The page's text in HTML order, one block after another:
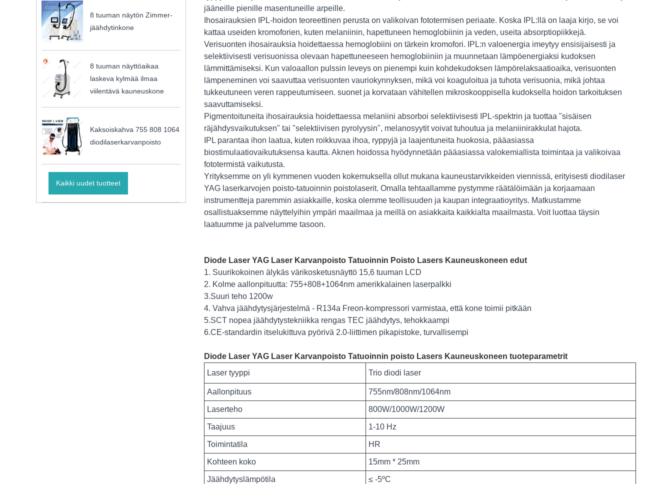
8 tuuman näytön Zimmer-
jäähdytinkone
8 tuuman näyttöaikaa
laskeva kylmää ilmaa
viilentävä kauneuskone
Kaksoiskahva 755 808 1064
diodilaserkarvanpoisto
Kaikki uudet tuotteet
jääneille pienille masentuneille arpeille.
Ihosairauksien IPL-hoidon teoreettinen perusta on valikoivan fototermisen periaate. Koska IPL:llä on laaja kirjo, se voi
kattaa useiden kromoforien, kuten melaniinin, hapettuneen hemoglobiinin ja veden, useita absorptiopiikkejä.
Verisuonten ihosairauksia hoidettaessa hemoglobiini on tärkein kromofori. IPL:n valoenergia imeytyy ensisijaisesti ja
selektiivisesti verisuonissa olevaan hapettuneeseen hemoglobiiniin ja muunnetaan lämpöenergiaksi kudoksen
lämmittämiseksi. Kun valoaallon pulssin leveys on pienempi kuin kohdekudoksen lämpörelaksaatioaika, verisuonten
lämpeneminen voi saavuttaa verisuonten vauriokynnyksen, mikä voi koaguloitua ja tuhota verisuonia, mikä johtaa
tukkeutuneen veren rappeutumiseen. suonet ja korvataan vähitellen mikroskooppisella kudoksella hoidon tarkoituksen
saavuttamiseksi.
Pigmentoituneita ihosairauksia hoidettaessa melaniini absorboi selektiivisesti IPL-spektrin ja tuottaa "sisäisen
räjähdysvaikutuksen" tai "selektiivisen pyrolyysin", melanosyytit voivat tuhoutua ja melaniinirakkulat hajota.
IPL parantaa ihon laatua, kuten roikkuvaa ihoa, ryppyjä ja laajentuneita huokosia, pääasiassa
biostimulaatiovaikutuksensa kautta. Aknen hoidossa hyödynnetään pääasiassa valokemiallista toimintaa ja valikoivaa
fototermistä vaikutusta.
Yrityksemme on yli kymmenen vuoden kokemuksella ollut mukana kauneustarvikkeiden viennissä, erityisesti diodilaser
YAG laserkarvojen poisto-tatuoinnin poistolaserit. Omalla tehtaallamme pystymme räätälöimään ja korjaamaan
instrumentteja paremmin asiakkaille, koska olemme teollisuuden ja kaupan integraatioyritys. Matkustamme
osallistuaksemme näyttelyihin ympäri maailmaa ja meillä on asiakkaita kaikkialta maailmasta. Voit luottaa täysin
laatuumme ja palvelumme tasoon.
Diode Laser YAG Laser Karvanpoisto Tatuoinnin Poisto Lasers Kauneuskoneen edut
1. Suurikokoinen älykäs värikosketusnäyttö 15,6 tuuman LCD
2. Kolme aallonpituutta: 755+808+1064nm amerikkalainen laserpalkki
3.Suuri teho 1200w
4. Vahva jäähdytysjärjestelmä - R134a Freon-kompressori varmistaa, että kone toimii pitkään
5.SCT nopea jäähdytystekniikka rengas TEC jäähdytys, tehokkaampi
6.CE-standardin itselukittuva pyörivä 2.0-liittimen pikapistoke, turvallisempi
Diode Laser YAG Laser Karvanpoisto Tatuoinnin poisto Lasers Kauneuskoneen tuoteparametrit
Laser tyyppi
Trio diodi laser
Aallonpituus 755nm/808nm/1064nm
Laserteho 800W/1000W/1200W
Taajuus 1-10 Hz
Toimintatila HR
Kohteen koko 15mm * 25mm
Jäähdytyslämpötila ≤ -5ºC